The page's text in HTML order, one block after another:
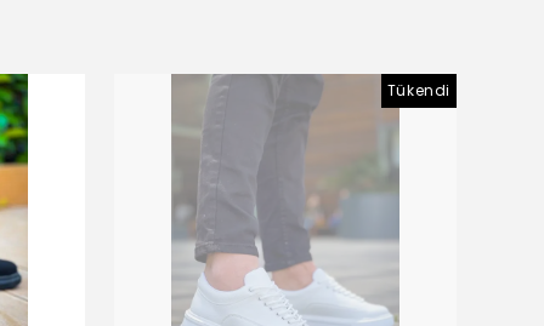
Tükendi